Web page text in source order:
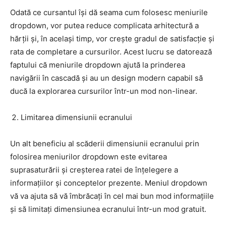
Odată ce cursantul își dă seama cum folosesc meniurile
dropdown, vor putea reduce complicata arhitectură a
hărții și, în același timp, vor crește gradul de satisfacție și
rata de completare a cursurilor. Acest lucru se datorează
faptului că meniurile dropdown ajută la prinderea
navigării în cascadă și au un design modern capabil să
ducă la explorarea cursurilor într-un mod non-linear.
Limitarea dimensiunii ecranului
Un alt beneficiu al scăderii dimensiunii ecranului prin
folosirea meniurilor dropdown este evitarea
suprasaturării și creșterea ratei de înțelegere a
informațiilor și conceptelor prezente. Meniul dropdown
vă va ajuta să vă îmbrăcați în cel mai bun mod informațiile
și să limitați dimensiunea ecranului într-un mod gratuit.